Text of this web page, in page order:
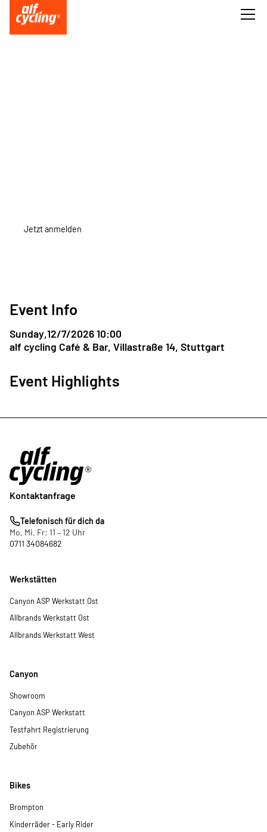
Jetzt anmelden
Event Info
Sunday,12/7/2026 10:00
alf cycling Café & Bar, Villastraße 14, Stuttgart
Event Highlights
Kontaktanfrage
Telefonisch für dich da
Mo, Mi, Fr: 11 – 12 Uhr
0711 34084682
Werkstätten
Canyon ASP Werkstatt Ost
Allbrands Werkstatt Ost
Allbrands Werkstatt West
Canyon
Showroom
Canyon ASP Werkstatt
Testfahrt Registrierung
Zubehör
Bikes
Brompton
Kinderräder - Early Rider